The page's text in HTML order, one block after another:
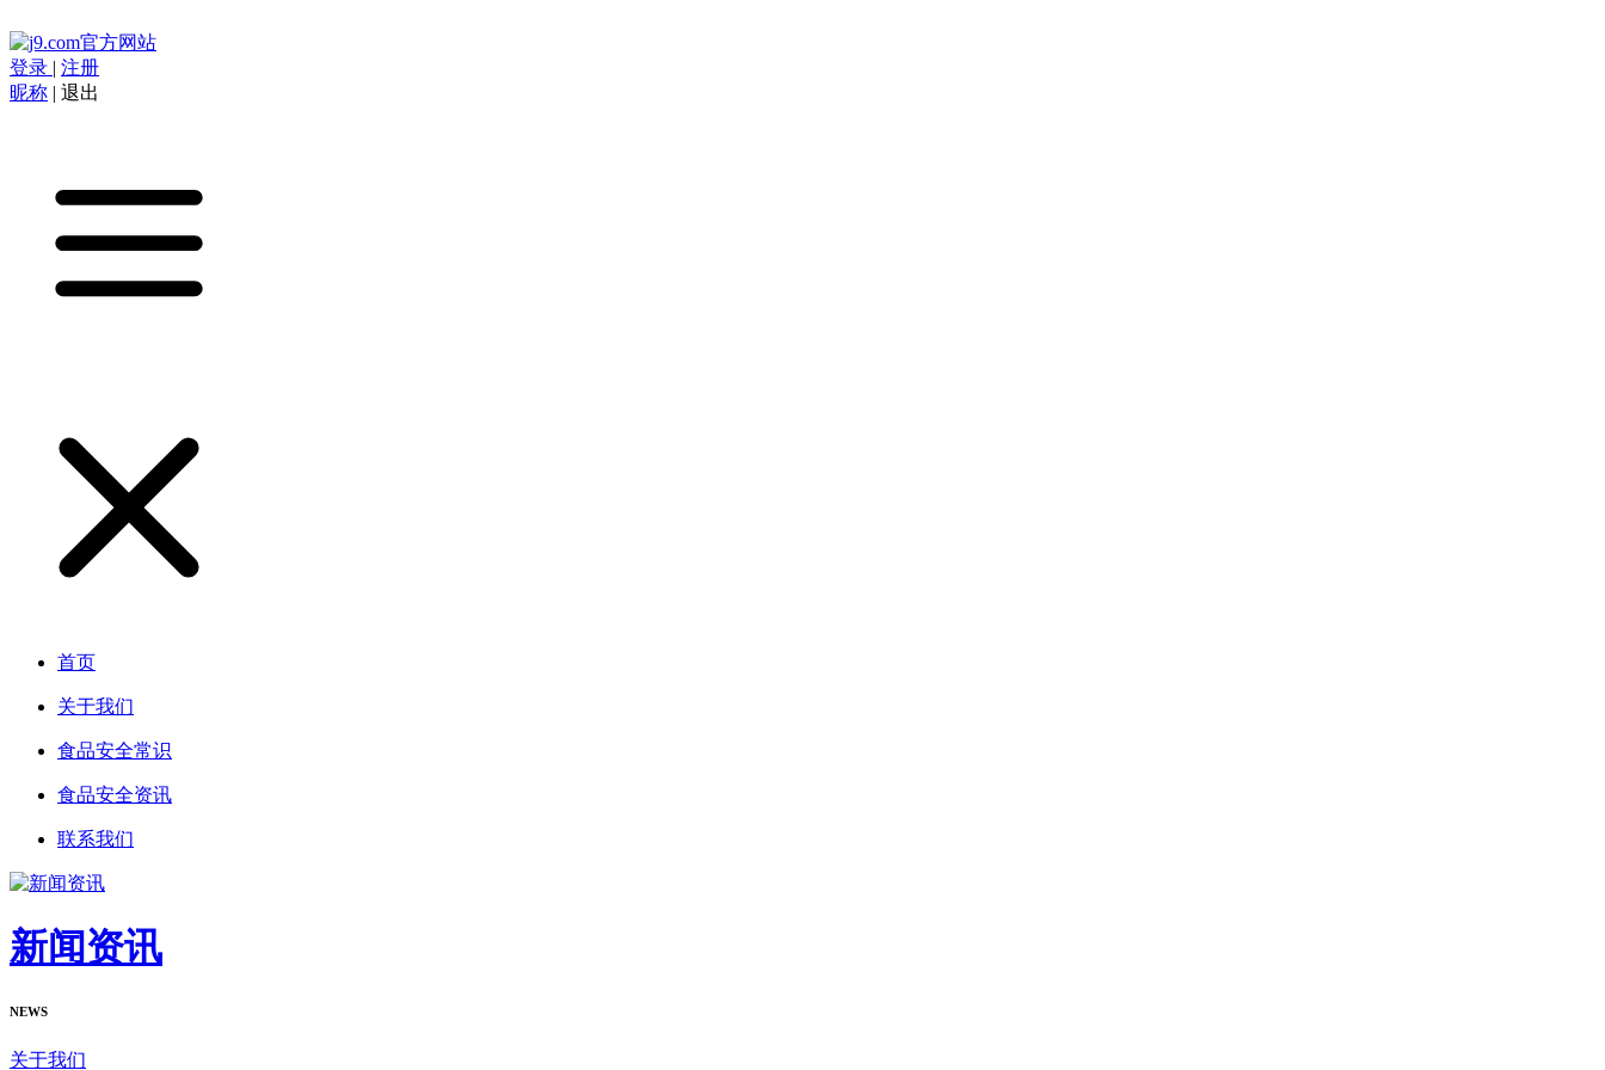
登录 | 注册
昵称 | 退出
首页
关于我们
食品安全常识
食品安全资讯
联系我们
新闻资讯
NEWS
关于我们